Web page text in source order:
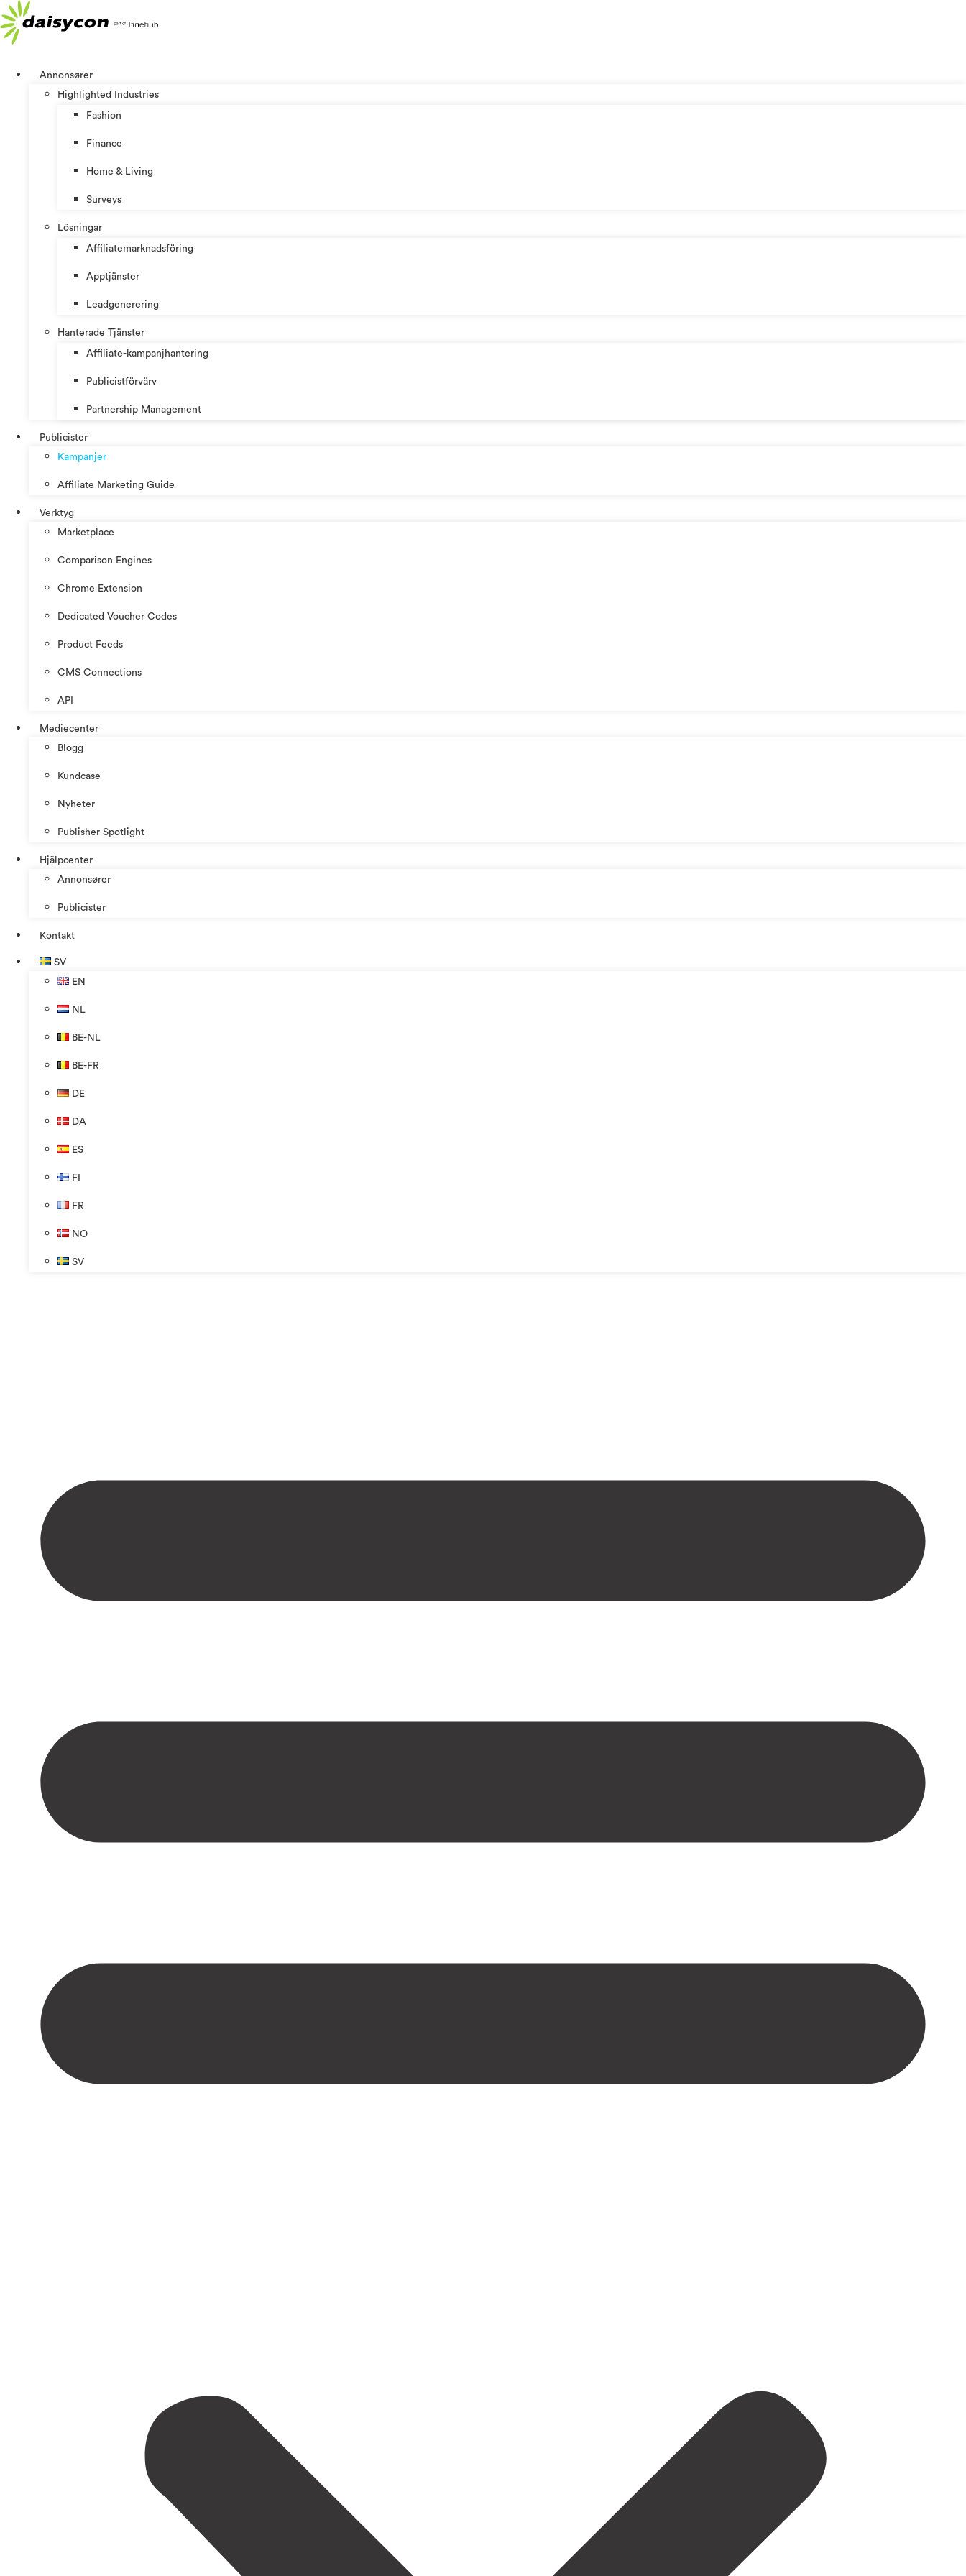
Hoppa
till
innehåll
Annonsører
Highlighted Industries
Fashion
Finance
Home & Living
Surveys
Lösningar
Affiliatemarknadsföring
Apptjänster
Leadgenerering
Hanterade Tjänster
Affiliate-kampanjhantering
Publicistförvärv
Partnership Management
Publicister
Kampanjer
Affiliate Marketing Guide
Verktyg
Marketplace
Comparison Engines
Chrome Extension
Dedicated Voucher Codes
Product Feeds
CMS Connections
API
Mediecenter
Blogg
Kundcase
Nyheter
Publisher Spotlight
Hjälpcenter
Annonsører
Publicister
Kontakt
SV
EN
NL
BE-NL
BE-FR
DE
DA
ES
FI
FR
NO
SV